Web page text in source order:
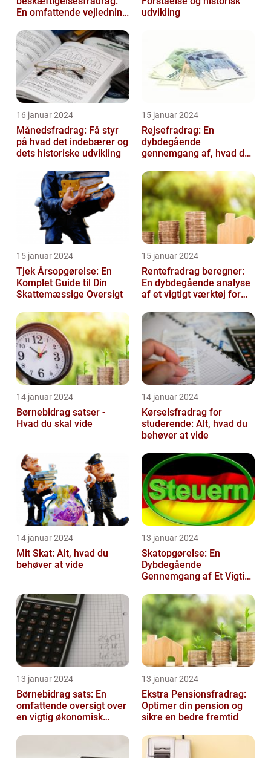
En omfattende vejledning
udvikling
16 januar 2024
Månedsfradrag: Få styr
på hvad det indebærer og
dets historiske udvikling
15 januar 2024
Rejsefradrag: En
dybdegående
gennemgang af, hvad du
15 januar 2024
Tjek Årsopgørelse: En
Komplet Guide til Din
Skattemæssige Oversigt
15 januar 2024
Rentefradrag beregner:
En dybdegående analyse
af et vigtigt værktøj for
14 januar 2024
Børnebidrag satser -
Hvad du skal vide
14 januar 2024
Kørselsfradrag for
studerende: Alt, hvad du
behøver at vide
14 januar 2024
Mit Skat: Alt, hvad du
behøver at vide
13 januar 2024
Skatopgørelse: En
Dybdegående
Gennemgang af Et Vigtigt
Finansfolk
13 januar 2024
Børnebidrag sats: En
omfattende oversigt over
en vigtig økonomisk
13 januar 2024
Ekstra Pensionsfradrag:
Optimer din pension og
sikre en bedre fremtid